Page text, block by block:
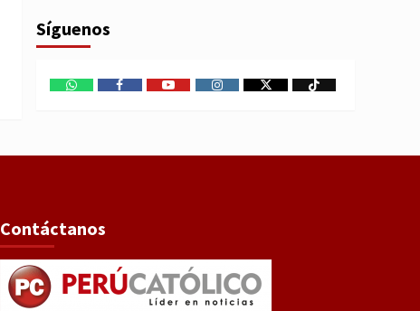
Síguenos
WhatsAppFacebookYoutubeInstagram
X TikTok
Contáctanos